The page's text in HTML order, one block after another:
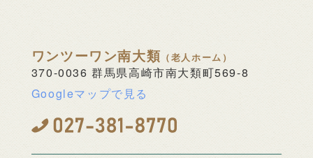
ワンツーワン南大類 （老人ホーム）
370-0036 群馬県高崎市南大類町569-8
Googleマップで見る